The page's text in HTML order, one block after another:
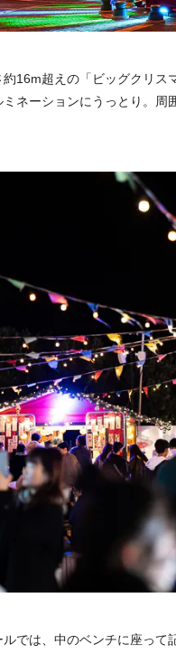
16m超えの「ビッグクリス
ネーションにうっとり。
では、中のベンチに座っ